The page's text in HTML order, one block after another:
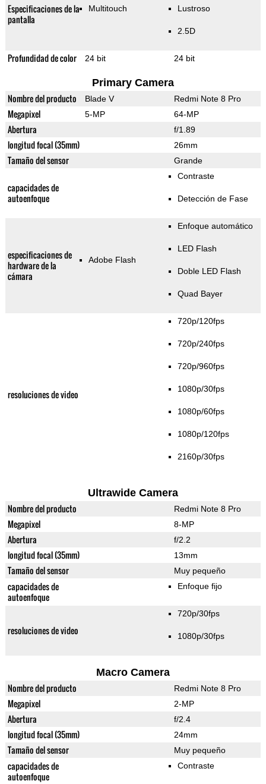
Especificaciones de la
pantalla
Multitouch Lustroso
2.5D
Profundidad de color 24 bit 24 bit
Primary Camera
Nombre del producto Blade V Redmi Note 8 Pro
Megapixel 5-MP 64-MP
Abertura f/1.89
longitud focal (35mm) 26mm
Tamaño del sensor Grande
capacidades de
autoenfoque
Contraste
Detección de Fase
especificaciones de
hardware de la
cámara
Adobe Flash
Enfoque automático
LED Flash
Doble LED Flash
Quad Bayer
resoluciones de video
720p/120fps
720p/240fps
720p/960fps
1080p/30fps
1080p/60fps
1080p/120fps
2160p/30fps
Ultrawide Camera
Nombre del producto Redmi Note 8 Pro
Megapixel 8-MP
Abertura f/2.2
longitud focal (35mm) 13mm
Tamaño del sensor Muy pequeño
capacidades de
autoenfoque
Enfoque fijo
resoluciones de video
720p/30fps
1080p/30fps
Macro Camera
Nombre del producto Redmi Note 8 Pro
Megapixel 2-MP
Abertura f/2.4
longitud focal (35mm) 24mm
Tamaño del sensor Muy pequeño
capacidades de
autoenfoque
Contraste